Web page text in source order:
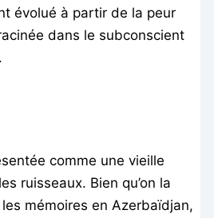
évolué à partir de la peur
dans le subconscient
comme une vieille
ruisseaux. Bien qu’on la
mémoires en Azerbaïdjan,